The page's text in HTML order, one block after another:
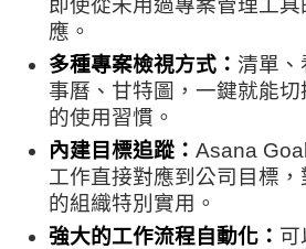
即使從未用過專案管理工
應。
多種專案檢視方式：清單、
事曆、甘特圖，一鍵就能
的使用習慣。
內建目標追蹤：Asana
工作直接對應到公司目標
的組織特別實用。
強大的工作流程自動化： 可